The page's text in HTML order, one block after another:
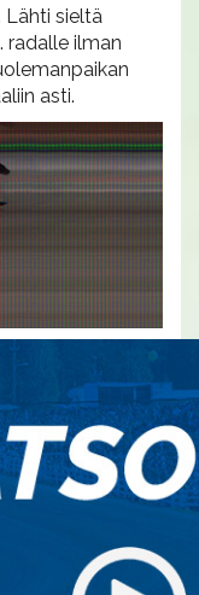
Lähti sieltä
radalle ilman
asti.